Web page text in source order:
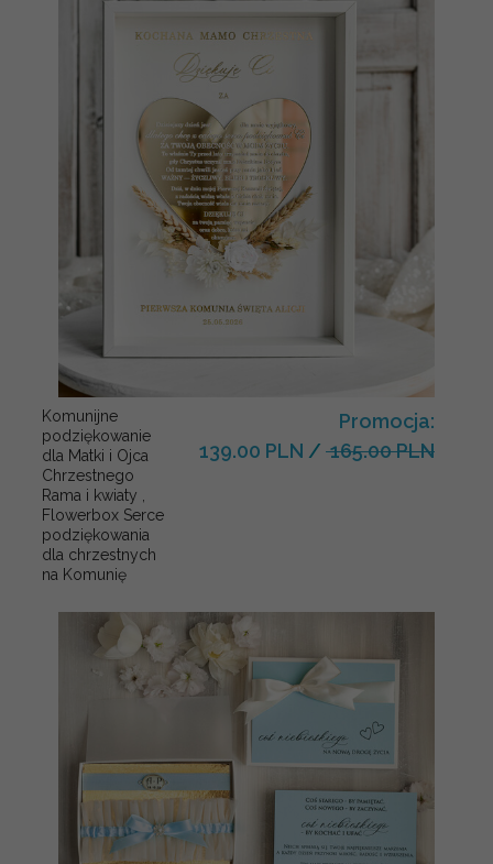
Komunijne
podziękowanie
dla Matki i Ojca
Chrzestnego
Rama i kwiaty ,
Flowerbox Serce
podziękowania
dla chrzestnych
na Komunię
Promocja:
139.00 PLN / 165.00 PLN